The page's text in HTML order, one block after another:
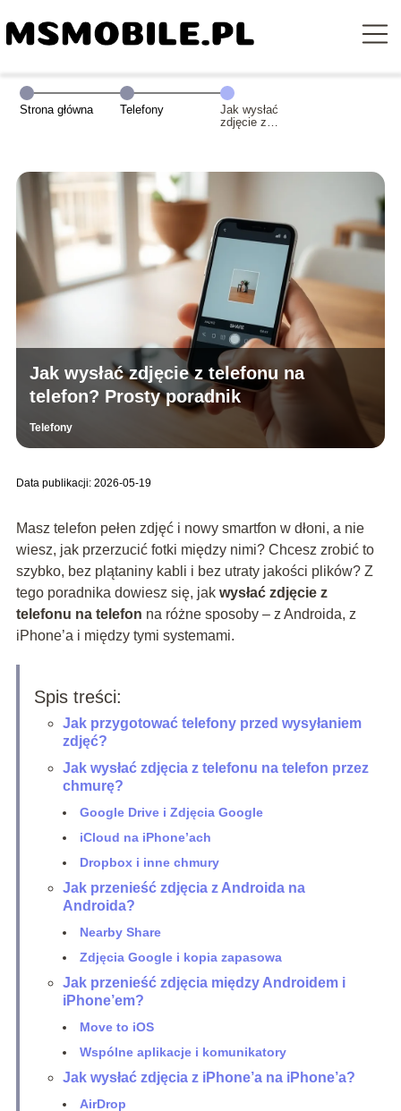
Strona główna Telefony
Jak wysłać
zdjęcie z
Jak wysłać zdjęcie z telefonu na
telefon? Prosty poradnik
Telefony
Data publikacji: 2026-05-19
Masz telefon pełen zdjęć i nowy smartfon w dłoni, a nie
wiesz, jak przerzucić fotki między nimi? Chcesz zrobić to
szybko, bez plątaniny kabli i bez utraty jakości plików? Z
tego poradnika dowiesz się, jak wysłać zdjęcie z
telefonu na telefon na różne sposoby – z Androida, z
iPhone’a i między tymi systemami.
Spis treści:
Jak przygotować telefony przed wysyłaniem
zdjęć?
Jak wysłać zdjęcia z telefonu na telefon przez
chmurę?
Google Drive i Zdjęcia Google
iCloud na iPhone’ach
Dropbox i inne chmury
Jak przenieść zdjęcia z Androida na
Androida?
Nearby Share
Zdjęcia Google i kopia zapasowa
Jak przenieść zdjęcia między Androidem i
iPhone’em?
Move to iOS
Wspólne aplikacje i komunikatory
Jak wysłać zdjęcia z iPhone’a na iPhone’a?
AirDrop